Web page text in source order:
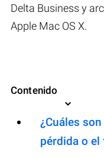
Delta Business y
Apple Mac OS X.
Contenido
¿Cuáles
pérdida o el